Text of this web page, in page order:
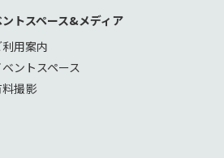
ントスペース&メディア
利用案内
ベントスペース
撮影